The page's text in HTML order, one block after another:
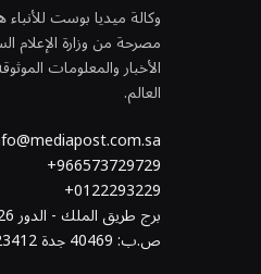
وكالة ميديا بوست للأنباء
مصرحة من وزارة الإعلام
الأخبار والمعلومات
العالم.
966573729729+
0122293229+
برج طريق الملك - الدور 26 طريق الملك عبدالعزيز
ص.ب: 40469 جدة 23412 المملكة العربية السعودية